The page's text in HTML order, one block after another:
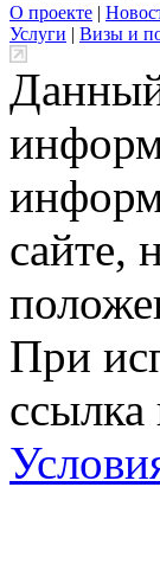
О проекте |
Услуги | Визы и
сайте,
При